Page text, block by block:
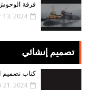
فرقة
13, 2024
تصميم إنشائي
كتاب تصميم
21, 2024